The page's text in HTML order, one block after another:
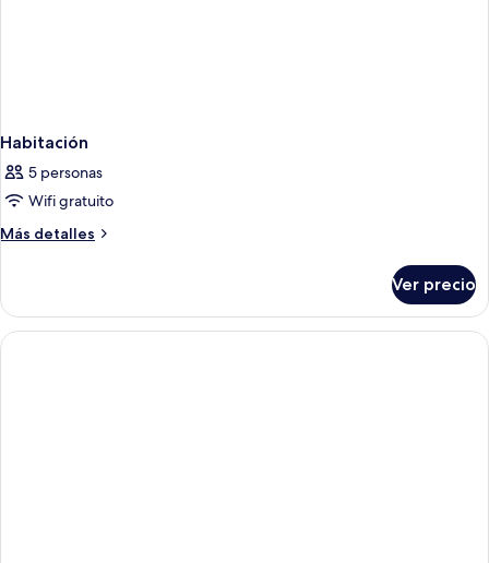
Habitación
5 personas
Wifi gratuito
Más detalles
Más
Ver precio